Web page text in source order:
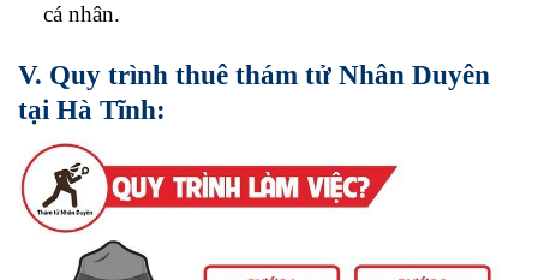
cá nhân.
V. Quy trình thuê thám tử Nhân Duyên
tại Hà Tĩnh: